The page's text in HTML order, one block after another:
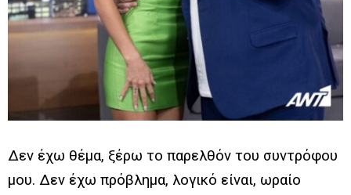
Δεν έχω θέμα, ξέρω το παρελθόν του συντρόφου
μου. Δεν έχω πρόβλημα, λογικό είναι, ωραίο